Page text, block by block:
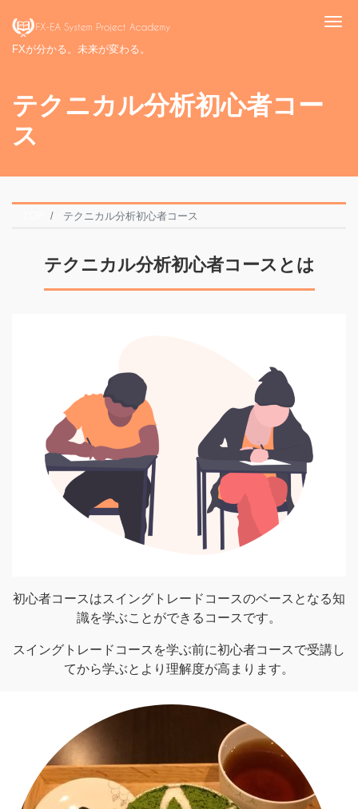
FXが分かる。未来が変わる。
テクニカル分析初心者コー
ス
テクニカル分析初心者コース
テクニカル分析初心者コースとは
初心者コースはスイングトレードコースのベースとなる知
識を学ぶことができるコースです。
スイングトレードコースを学ぶ前に初心者コースで受講し
てから学ぶとより理解度が高まります。